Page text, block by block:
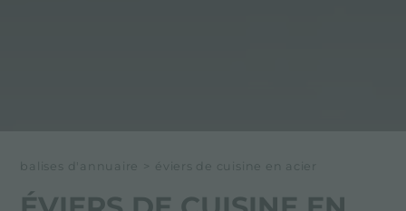
balises d'annuaire > éviers de cuisine en acier